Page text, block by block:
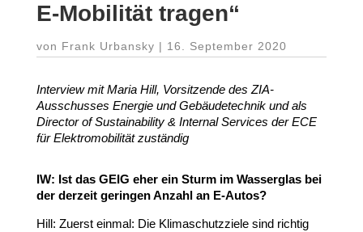
E‑Mobilität tragen“
von Frank Urbansky | 16. September 2020
Interview mit Maria Hill, Vorsit­zende des ZIA-​
Ausschusses Energie und Gebäu­de­technik und als
Director of Sustaina­bility & Internal Services derECE
für Elek­tro­mo­bi­lität zuständig
IW: Ist das GEIG eher ein Sturm im Wasserglas bei
der derzeit geringen Anzahl an E‑Autos?
Hill: Zuerst einmal: Die Klima­schutz­ziele sind richtig